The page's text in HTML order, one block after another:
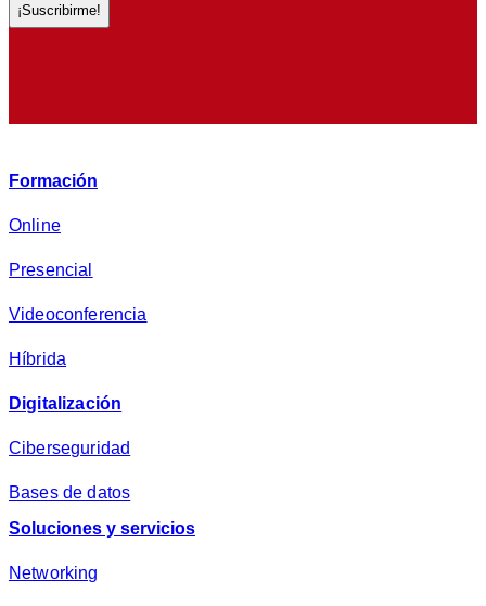
d
c
d
a
*
Formación
Online
Presencial
Videoconferencia
Híbrida
Digitalización
Ciberseguridad
Bases de datos
Soluciones y servicios
Networking